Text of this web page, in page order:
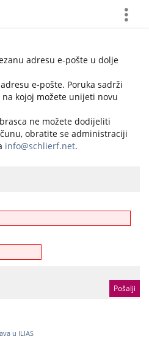
more
adresu e-pošte u dolje
e-pošte. Poruka sadrži
kojoj možete unijeti novu
ne možete dodijeliti
obratite se administraciji
info@schlierf.net.
u ILIAS